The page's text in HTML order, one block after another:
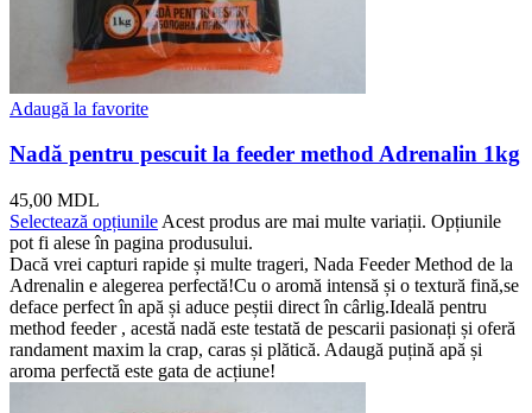
Adaugă la favorite
Nadă pentru pescuit la feeder method Adrenalin 1kg
45,00 MDL
Selectează opțiunile Acest produs are mai multe variații. Opțiunile
pot fi alese în pagina produsului.
Dacă vrei capturi rapide și multe trageri, Nada Feeder Method de la
Adrenalin e alegerea perfectă!Cu o aromă intensă și o textură fină,se
deface perfect în apă și aduce peștii direct în cârlig.Ideală pentru
method feeder , acestă nadă este testată de pescarii pasionați și oferă
randament maxim la crap, caras și plătică. Adaugă puțină apă și
aroma perfectă este gata de acțiune!